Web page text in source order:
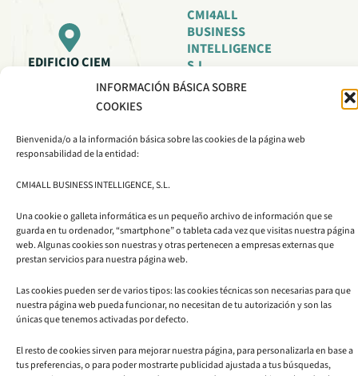
INFORMACIÓN BÁSICA SOBRE
COOKIES
Bienvenida/o a la información básica sobre las cookies de la página web
responsabilidad de la entidad:
CMI4ALL BUSINESS INTELLIGENCE, S.L.
Una cookie o galleta informática es un pequeño archivo de información que se
guarda en tu ordenador, “smartphone” o tableta cada vez que visitas nuestra página
web. Algunas cookies son nuestras y otras pertenecen a empresas externas que
prestan servicios para nuestra página web.
Las cookies pueden ser de varios tipos: las cookies técnicas son necesarias para que
nuestra página web pueda funcionar, no necesitan de tu autorización y son las
únicas que tenemos activadas por defecto.
El resto de cookies sirven para mejorar nuestra página, para personalizarla en base a
tus preferencias, o para poder mostrarte publicidad ajustada a tus búsquedas,
EDIFICIO CIEM
Avda. Autonomía, 7
50003 Zaragoza
CMI4ALL
BUSINESS
INTELLIGENCE
S.L.
comercial@cmi4all.com
81
e
d
i
u
b
e
a
g
r
Aviso legal|Política de privacidad|Política de cookies